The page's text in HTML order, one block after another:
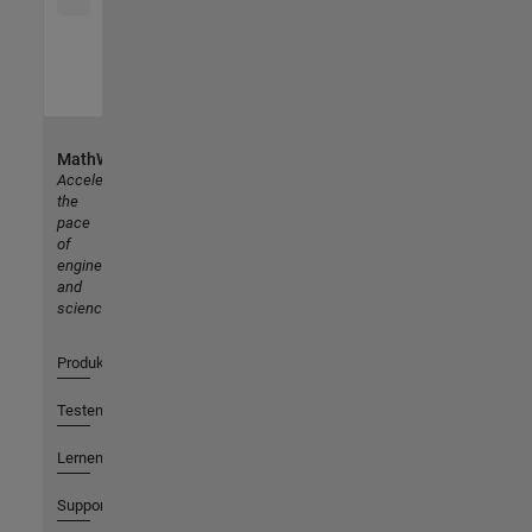
MathWorks
Accelerating
the
pace
of
engineering
and
science
Produkte
Testen oder Kaufen
Lernen
Support